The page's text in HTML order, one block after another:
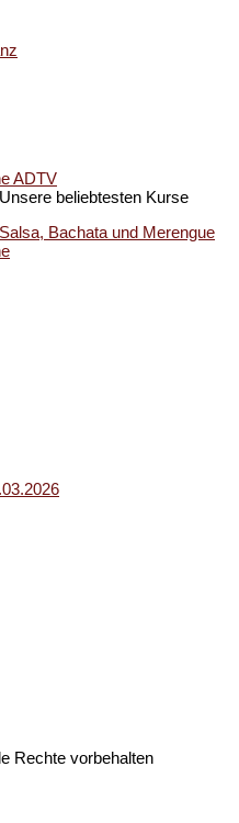
Unsere beliebtesten Kurse
Salsa, Bachata und Merengue
Rechte vorbehalten